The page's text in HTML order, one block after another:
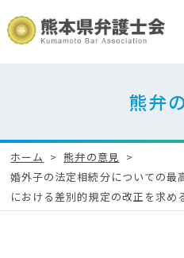
熊弁
ホーム
熊弁の意見
婚外子の法定相続分についての最
における差別的規定の改正を求め